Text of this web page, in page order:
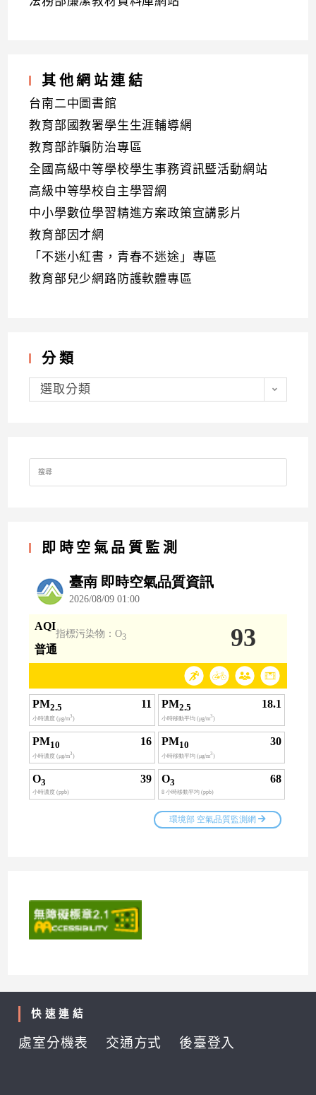
其他網站連結
台南二中圖書館
教育部國教署學生生涯輔導網
教育部詐騙防治專區
全國高級中等學校學生事務資訊暨活動網站
高級中等學校自主學習網
中小學數位學習精進方案政策宣講影片
教育部因才網
「不迷小紅書，青春不迷途」專區
教育部兒少網路防護軟體專區
分類
分
類選取分類
Search
for:
即時空氣品質監測
快速連結
處室分機表 交通方式 後臺登入